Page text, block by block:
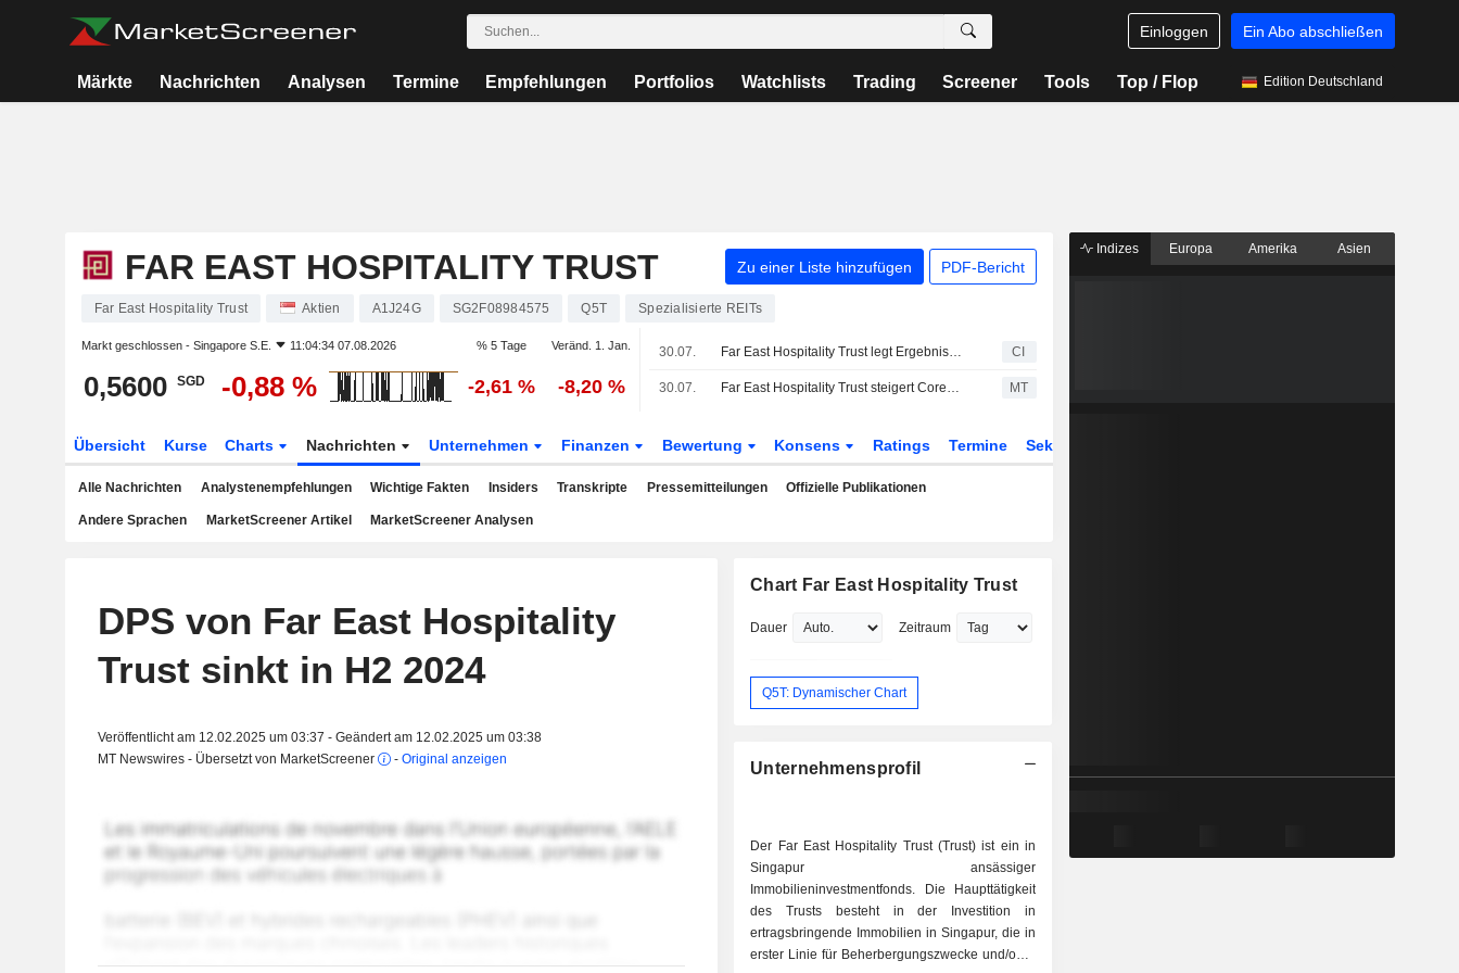
Einloggen Ein Abo abschließen
Märkte Nachrichten Analysen Termine Empfehlungen Portfolios Watchlists Trading Screener Tools Top / Flop Edition Deutschland
FAR EAST HOSPITALITY TRUST Zu einer Liste hinzufügen PDF-Bericht
Far East Hospitality Trust Aktien A1J24G SG2F08984575 Q5T Spezialisierte REITs
Markt geschlossen - Singapore S.E. 11:04:34 07.08.2026 % 5 Tage Veränd. 1. Jan.
0,5600 SGD -0,88 % -2,61 % -8,20 %
30.07. Far East Hospitality Trust legt Ergebniszahlen für das Halbjahr bis zum 30. Juni 2026 vor CI
30.07. Far East Hospitality Trust steigert Core-DPS im ersten Halbjahr um 7,9% MT
Übersicht Kurse Charts Nachrichten Unternehmen Finanzen Bewertung Konsens Ratings Termine Sektor
Alle Nachrichten Analystenempfehlungen Wichtige Fakten Insiders Transkripte Pressemitteilungen Offizielle Publikationen
Andere Sprachen MarketScreener Artikel MarketScreener Analysen
DPS von Far East Hospitality
Trust sinkt in H2 2024
Veröffentlicht am 12.02.2025 um 03:37 - Geändert am 12.02.2025 um 03:38
MT Newswires - Übersetzt von MarketScreener
- Original anzeigen
Chart Far East Hospitality Trust
Dauer Zeitraum
Q5T: Dynamischer Chart
Unternehmensprofil
Der Far East Hospitality Trust (Trust) ist ein in
Singapur ansässiger
Immobilieninvestmentfonds. Die Haupttätigkeit
des Trusts besteht in der Investition in
ertragsbringende Immobilien in Singapur, die in
erster Linie für Beherbergungszwecke und/oder
Indizes Europa Amerika Asien